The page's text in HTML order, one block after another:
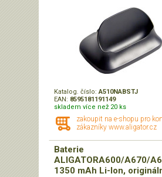
Katalog. číslo:A510NABSTJ
EAN: 8595181191149
skladem více než 20 ks
zakoupit na e-shopu pro
zákazníky www.aligator.cz
Baterie
ALIGATORA600/A670/
1350 mAh Li-Ion,